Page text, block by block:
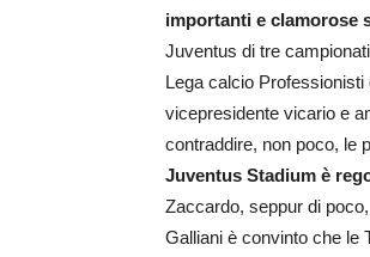
importanti e clamorose
Juventus di tre
Lega calcio
vicepresidente vicario e
contraddire, non poco, le
Juventus Stadium è
Zaccardo, seppur di
Galliani è convinto che le